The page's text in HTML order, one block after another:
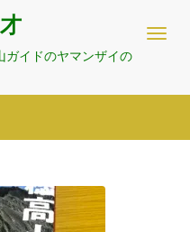
ガイドのヤマンザイの